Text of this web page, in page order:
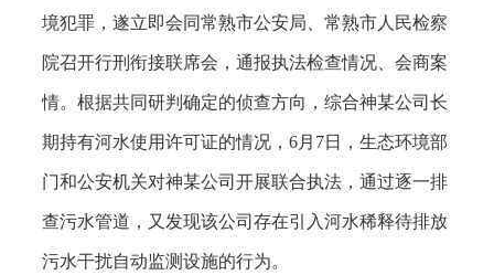
境犯罪，遂立即会同常熟市公安局、常熟市人民检察
院召开行刑衔接联席会，通报执法检查情况、会商案
情。根据共同研判确定的侦查方向，综合神某公司长
期持有河水使用许可证的情况，6月7日，生态环境部
门和公安机关对神某公司开展联合执法，通过逐一排
查污水管道，又发现该公司存在引入河水稀释待排放
污水干扰自动监测设施的行为。